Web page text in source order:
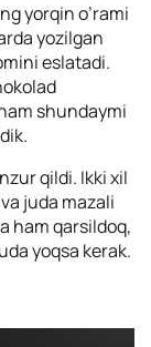
yorqin o’rami
yozilgan
eslatadi.
shundaymi
qildi. Ikki xil
juda mazali
ham qarsildoq,
yoqsa kerak.